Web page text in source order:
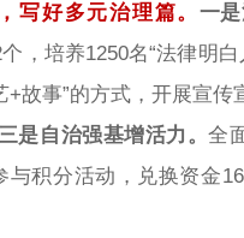
写好多元治理篇。一
，培养1250名“法律明
+故事”的方式，开展宣
是自治强基增活力。全
与积分活动，兑换资金